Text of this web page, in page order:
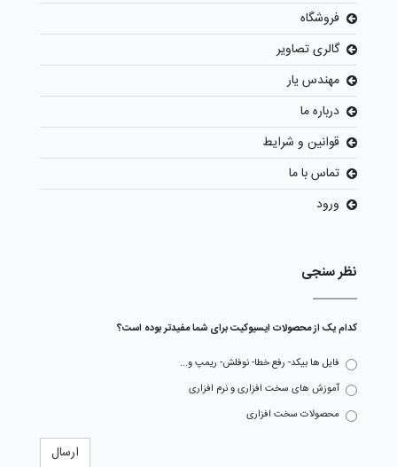
فروشگاه
گالری تصاویر
مهندس یار
درباره ما
قوانین و شرایط
تماس با ما
ورود
نظر سنجی
کدام یک از محصولات ایسیوکیت برای شما مفیدتر بوده است؟
فایل ها بیکد- رفع خطا- نوفلش- ریمپ و...
آموزش های سخت افزاری و نرم افزاری
محصولات سخت افزاری
ارسال